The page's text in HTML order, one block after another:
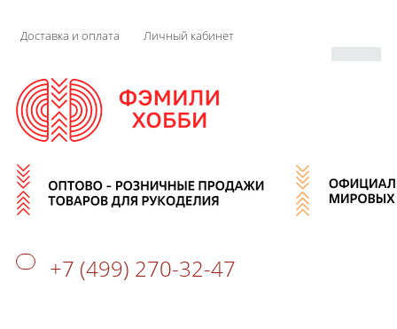
Доставка и оплата Личный кабинет
+7 (499) 270-32-47